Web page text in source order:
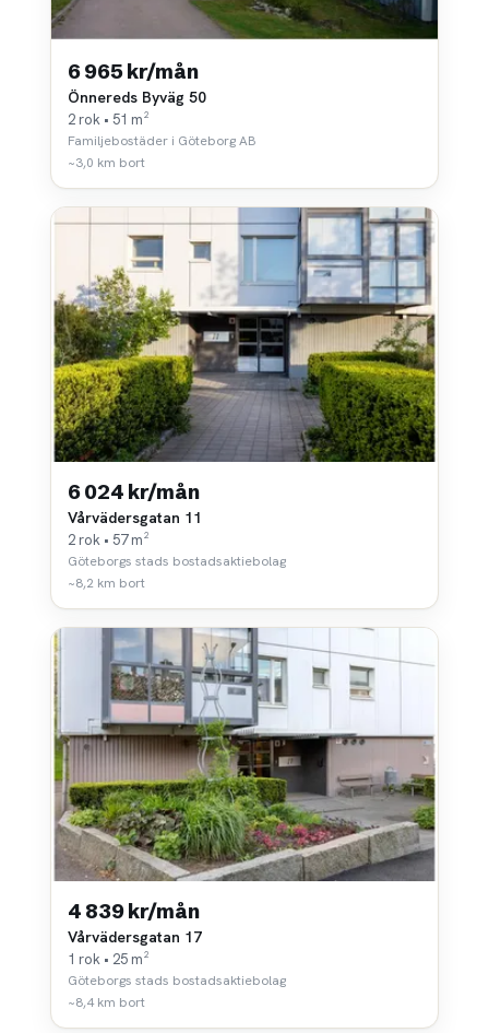
6 965 kr/mån
Önnereds Byväg 50
2 rok • 51 m²
Familjebostäder i Göteborg AB
~3,0 km bort
6 024 kr/mån
Vårvädersgatan 11
2 rok • 57 m²
Göteborgs stads bostadsaktiebolag
~8,2 km bort
4 839 kr/mån
Vårvädersgatan 17
1 rok • 25 m²
Göteborgs stads bostadsaktiebolag
~8,4 km bort